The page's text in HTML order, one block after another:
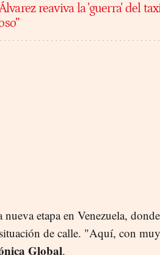
reaviva la 'guerra' del
etapa en Venezuela, donde
de calle. "Aquí, con muy
Global.